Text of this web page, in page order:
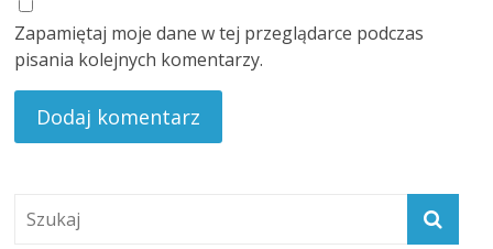
Zapamiętaj moje dane w tej przeglądarce podczas
pisania kolejnych komentarzy.